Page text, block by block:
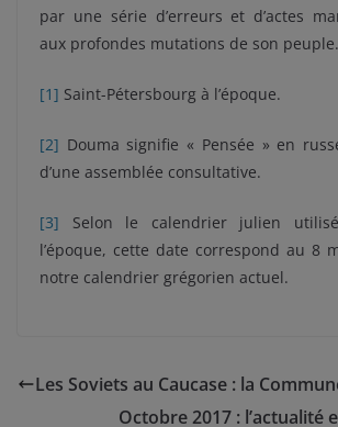
par une série d’erreurs et d’actes
aux profondes mutations de son peuple.
[1] Saint-Pétersbourg à l’époque.
[2] Douma signifie « Pensée » en
d’une assemblée consultative.
[3] Selon le calendrier julien
l’époque, cette date correspond au 8
notre calendrier grégorien actuel.
Les Soviets au Caucase : la
Octobre 2017 : l’actualité